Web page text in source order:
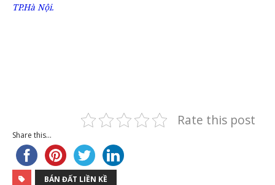
TP.Hà Nội.
Rate this post
Share this...
BÁN ĐẤT LIỀN KỀ